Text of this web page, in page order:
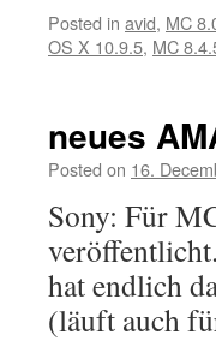
Posted in avid, MC
OS X 10.9.5, MC
neues
Posted on 16.
Sony: Für
hat endlich
(läuft auch